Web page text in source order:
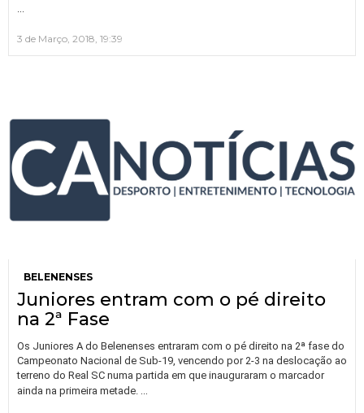
…
3 de Março, 2018, 19:39
BELENENSES
Juniores entram com o pé direito
na 2ª Fase
Os Juniores A do Belenenses entraram com o pé direito na 2ª fase do
Campeonato Nacional de Sub-19, vencendo por 2-3 na deslocação ao
terreno do Real SC numa partida em que inauguraram o marcador
ainda na primeira metade.